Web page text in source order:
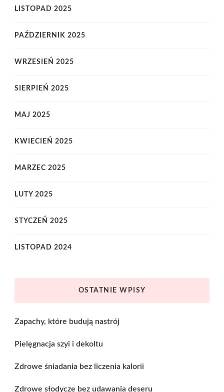
LISTOPAD 2025
PAŹDZIERNIK 2025
WRZESIEŃ 2025
SIERPIEŃ 2025
MAJ 2025
KWIECIEŃ 2025
MARZEC 2025
LUTY 2025
STYCZEŃ 2025
LISTOPAD 2024
OSTATNIE WPISY
Zapachy, które budują nastrój
Pielęgnacja szyi i dekoltu
Zdrowe śniadania bez liczenia kalorii
Zdrowe słodycze bez udawania deseru